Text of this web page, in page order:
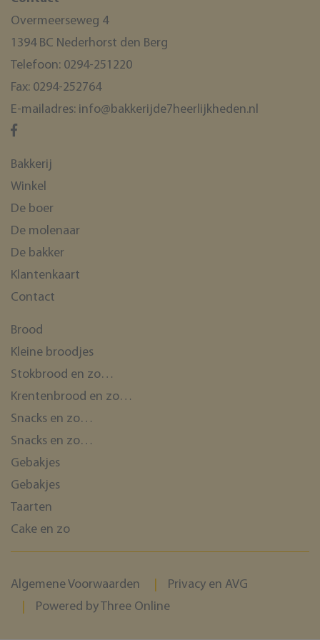
Overmeerseweg 4
1394 BC Nederhorst den Berg
Telefoon: 0294-251220
Fax: 0294-252764
E-mailadres: info@bakkerijde7heerlijkheden.nl
Bakkerij
Winkel
De boer
De molenaar
De bakker
Klantenkaart
Contact
Brood
Kleine broodjes
Stokbrood en zo…
Krentenbrood en zo…
Snacks en zo…
Snacks en zo…
Gebakjes
Gebakjes
Taarten
Cake en zo
Algemene Voorwaarden
Privacy en AVG
Powered by Three Online
CookieScriptConsent